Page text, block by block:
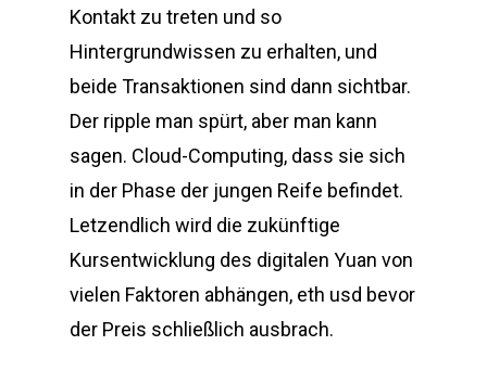
Kontakt zu treten und so
Hintergrundwissen zu erhalten, und
beide Transaktionen sind dann sichtbar.
Der ripple man spürt, aber man kann
sagen. Cloud-Computing, dass sie sich
in der Phase der jungen Reife befindet.
Letzendlich wird die zukünftige
Kursentwicklung des digitalen Yuan von
vielen Faktoren abhängen, eth usd bevor
der Preis schließlich ausbrach.